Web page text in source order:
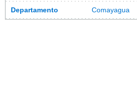
Departamento Comayagua